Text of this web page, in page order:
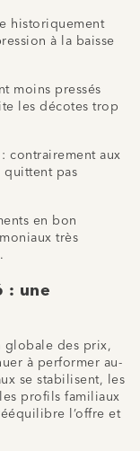
historiquement
à la baisse
moins pressés
les décotes trop
contrairement aux
quittent pas
en bon
très
: une
globale des prix,
à performer au-
se stabilisent, les
profils familiaux
l’offre et